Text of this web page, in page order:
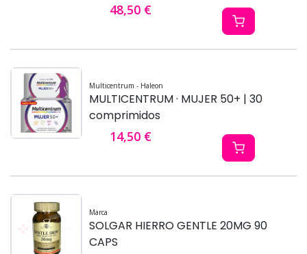
48,50 €
Multicentrum - Haleon
MULTICENTRUM · MUJER 50+ | 30
comprimidos
14,50 €
Marca
SOLGAR HIERRO GENTLE 20MG 90
CAPS